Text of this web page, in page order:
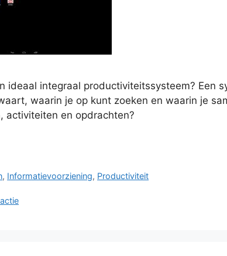
ideaal integraal productiviteitssysteem? Een
waarin je op kunt zoeken en waarin je
activiteiten en opdrachten?
, Informatievoorziening, Productiviteit